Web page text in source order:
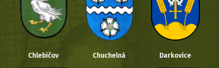
Chlebičov Chuchelná Darkovice